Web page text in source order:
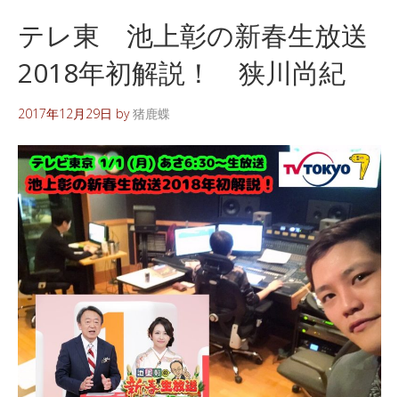
テレ東 池上彰の新春生放送
2018年初解説！ 狭川尚紀
2017年12月29日 by猪鹿蝶